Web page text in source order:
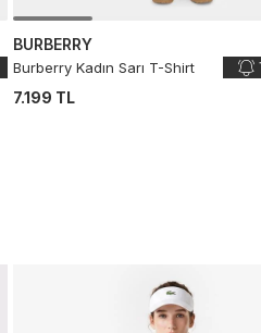
BURBERRY
Burberry Kadın Sarı T-Shirt
7.199 TL